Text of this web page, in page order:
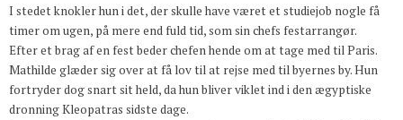
I stedet knokler hun i det, der skulle have været et studiejob nogle få
timer om ugen, på mere end fuld tid, som sin chefs festarrangør.
Efter et brag af en fest beder chefen hende om at tage med til Paris.
Mathilde glæder sig over at få lov til at rejse med til byernes by. Hun
fortryder dog snart sit held, da hun bliver viklet ind i den ægyptiske
dronning Kleopatras sidste dage.